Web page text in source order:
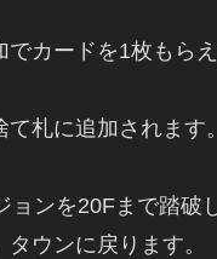
カードを1枚もら
札に追加されます
ョンを20Fまで踏破
ウンに戻ります。